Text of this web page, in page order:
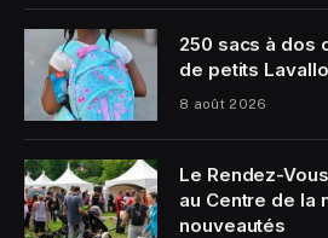
250 sacs à dos
de petits
8 août 2026
Le Rendez-
au Centre de la
nouveautés